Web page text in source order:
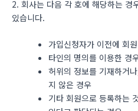
2. 회사는 다음 각 호에 해당하는 경
있습니다.
가입신청자가 이전에 회
타인의 명의를 이용한 경
허위의 정보를 기재하거
지 않은 경우
기타 회원으로 등록하는